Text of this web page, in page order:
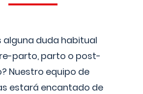
alguna duda habitual
parto, parto o post-
Nuestro equipo de
estará encantado de